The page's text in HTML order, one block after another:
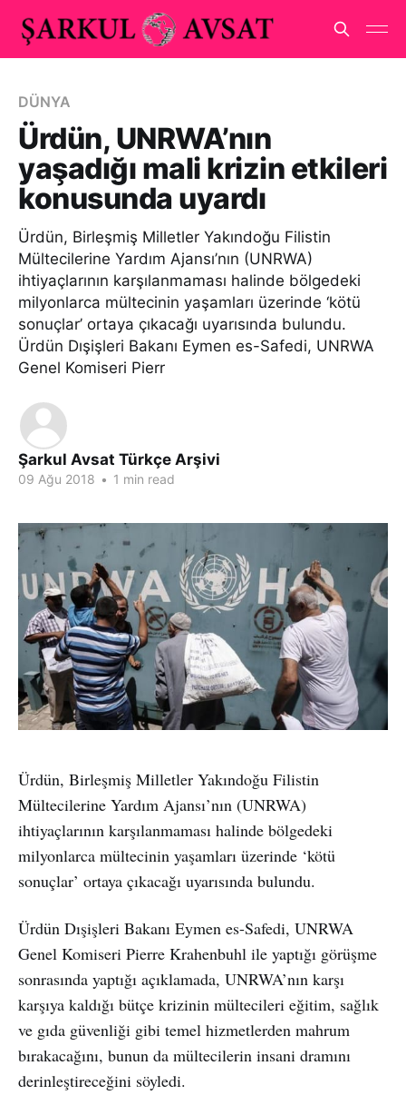
DÜNYA
Ürdün, UNRWA’nın
yaşadığı mali krizin etkileri
konusunda uyardı
Ürdün, Birleşmiş Milletler Yakındoğu Filistin
Mültecilerine Yardım Ajansı’nın (UNRWA)
ihtiyaçlarının karşılanmaması halinde bölgedeki
milyonlarca mültecinin yaşamları üzerinde ‘kötü
sonuçlar’ ortaya çıkacağı uyarısında bulundu.
Ürdün Dışişleri Bakanı Eymen es-Safedi, UNRWA
Genel Komiseri Pierr
Şarkul Avsat Türkçe Arşivi
09 Ağu 2018 • 1 min read
Ürdün, Birleşmiş Milletler Yakındoğu Filistin
Mültecilerine Yardım Ajansı’nın (UNRWA)
ihtiyaçlarının karşılanmaması halinde bölgedeki
milyonlarca mültecinin yaşamları üzerinde ‘kötü
sonuçlar’ ortaya çıkacağı uyarısında bulundu.
Ürdün Dışişleri Bakanı Eymen es-Safedi, UNRWA
Genel Komiseri Pierre Krahenbuhl ile yaptığı görüşme
sonrasında yaptığı açıklamada, UNRWA’nın karşı
karşıya kaldığı bütçe krizinin mültecileri eğitim, sağlık
ve gıda güvenliği gibi temel hizmetlerden mahrum
bırakacağını, bunun da mültecilerin insani dramını
derinleştireceğini söyledi.